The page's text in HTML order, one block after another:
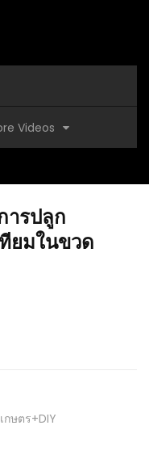
Videos
ด แมลงศัตรูพืช
ารปลูก
ยมในขวด
กษตร+DIY